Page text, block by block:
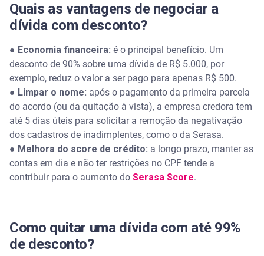
Quais as vantagens de negociar a
dívida com desconto?
● Economia financeira: é o principal benefício. Um
desconto de 90% sobre uma dívida de R$ 5.000, por
exemplo, reduz o valor a ser pago para apenas R$ 500.
● Limpar o nome: após o pagamento da primeira parcela
do acordo (ou da quitação à vista), a empresa credora tem
até 5 dias úteis para solicitar a remoção da negativação
dos cadastros de inadimplentes, como o da Serasa.
● Melhora do score de crédito: a longo prazo, manter as
contas em dia e não ter restrições no CPF tende a
contribuir para o aumento do Serasa Score.
Como quitar uma dívida com até 99%
de desconto?